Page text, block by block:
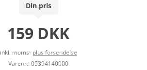
Din pris
159 DKK
inkl. moms- plus forsendelse
Varenr.: 05394140000